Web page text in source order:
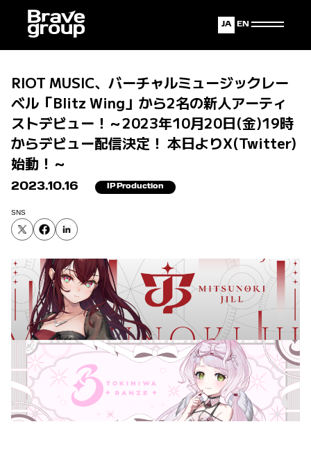
English
Japanese
RIOT MUSIC、バーチャルミュージックレー
ベル「Blitz Wing」から2名の新人アーティ
ストデビュー！～2023年10月20日(金)19時
からデビュー配信決定！ 本日よりX(Twitter)
始動！～
2023.10.16 IP Production
SNS